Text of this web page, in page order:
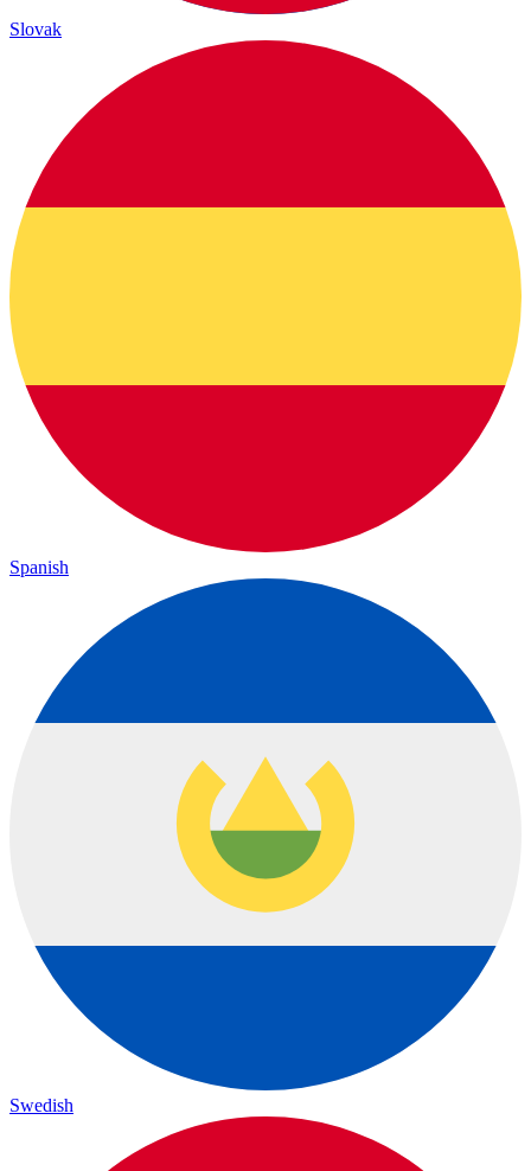
Slovak
Spanish
Swedish